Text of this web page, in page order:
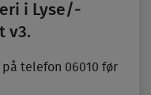
i Lyse/­
v3.
telefon 06010 før